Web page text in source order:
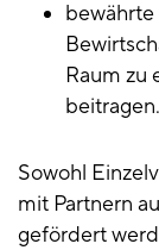
Raum zu
beitragen.
Sowohl
mit Partnern
gefördert